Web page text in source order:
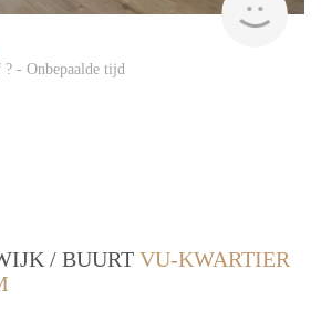
? - Onbepaalde tijd
/ BUURT VU-KWARTIER